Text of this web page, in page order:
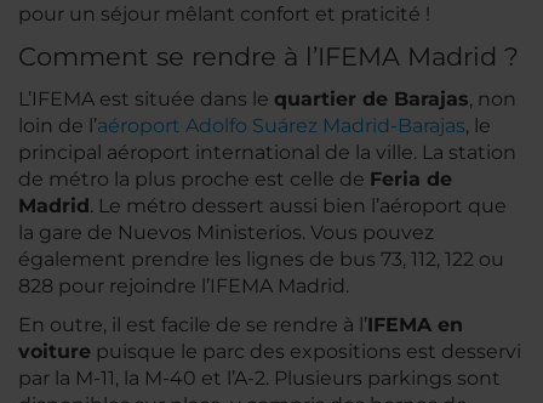
pour un séjour mêlant confort et praticité !
Comment se rendre à l’IFEMA Madrid ?
L’IFEMA est située dans le quartier de Barajas, non
loin de l’aéroport Adolfo Suárez Madrid-Barajas, le
principal aéroport international de la ville. La station
de métro la plus proche est celle de Feria de
Madrid. Le métro dessert aussi bien l’aéroport que
la gare de Nuevos Ministerios. Vous pouvez
également prendre les lignes de bus 73, 112, 122 ou
828 pour rejoindre l’IFEMA Madrid.
En outre, il est facile de se rendre à l’IFEMA en
voiture puisque le parc des expositions est desservi
par la M-11, la M-40 et l’A-2. Plusieurs parkings sont